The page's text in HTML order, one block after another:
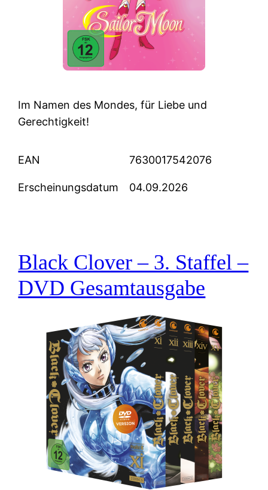
Im Namen des Mondes, für Liebe und
Gerechtigkeit!
EAN 7630017542076
Erscheinungsdatum 04.09.2026
Black Clover – 3. Staffel –
DVD Gesamtausgabe